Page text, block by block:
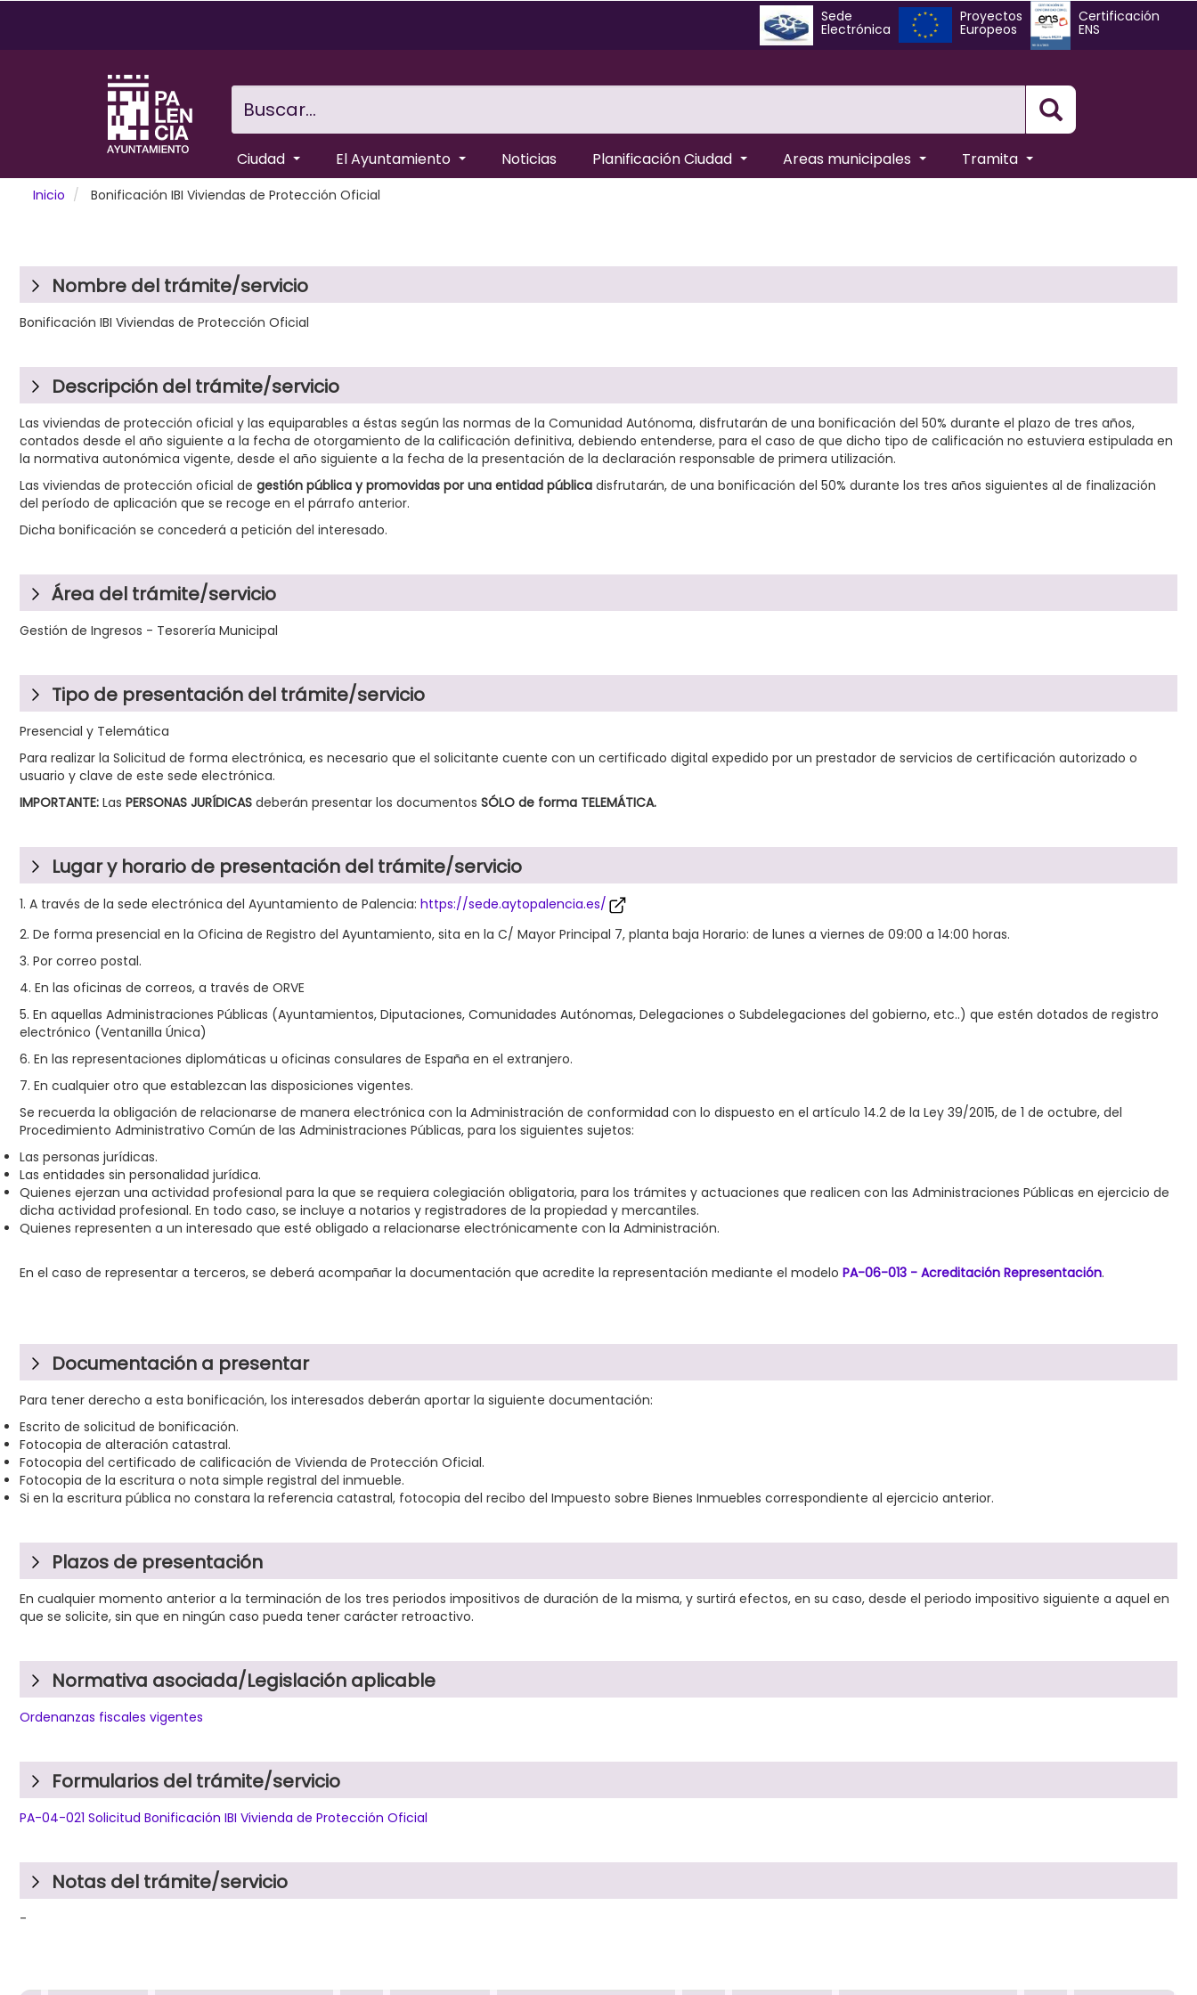
Sede
Electrónica
Proyectos
Europeos
Certificación
ENS
Busqueda
Ciudad El Ayuntamiento Noticias Planificación Ciudad Areas municipales Tramita
Inicio Bonificación IBI Viviendas de Protección Oficial
Nombre del trámite/servicio
Bonificación IBI Viviendas de Protección Oficial
Descripción del trámite/servicio
Las viviendas de protección oficial y las equiparables a éstas según las normas de la Comunidad Autónoma, disfrutarán de una bonificación del 50% durante el plazo de tres años,
contados desde el año siguiente a la fecha de otorgamiento de la calificación definitiva, debiendo entenderse, para el caso de que dicho tipo de calificación no estuviera estipulada en
la normativa autonómica vigente, desde el año siguiente a la fecha de la presentación de la declaración responsable de primera utilización.
Las viviendas de protección oficial de gestión pública y promovidas por una entidad pública disfrutarán, de una bonificación del 50% durante los tres años siguientes al de finalización
del período de aplicación que se recoge en el párrafo anterior.
Dicha bonificación se concederá a petición del interesado.
Área del trámite/servicio
Gestión de Ingresos - Tesorería Municipal
Tipo de presentación del trámite/servicio
Presencial y Telemática
Para realizar la Solicitud de forma electrónica, es necesario que el solicitante cuente con un certificado digital expedido por un prestador de servicios de certificación autorizado o
usuario y clave de este sede electrónica.
IMPORTANTE: Las PERSONAS JURÍDICAS deberán presentar los documentos SÓLO de forma TELEMÁTICA.
Lugar y horario de presentación del trámite/servicio
1. A través de la sede electrónica del Ayuntamiento de Palencia: https://sede.aytopalencia.es/
2. De forma presencial en la Oficina de Registro del Ayuntamiento, sita en la C/ Mayor Principal 7, planta baja Horario: de lunes a viernes de 09:00 a 14:00 horas.
3. Por correo postal.
4. En las oficinas de correos, a través de ORVE
5. En aquellas Administraciones Públicas (Ayuntamientos, Diputaciones, Comunidades Autónomas, Delegaciones o Subdelegaciones del gobierno, etc..) que estén dotados de registro
electrónico (Ventanilla Única)
6. En las representaciones diplomáticas u oficinas consulares de España en el extranjero.
7. En cualquier otro que establezcan las disposiciones vigentes.
Se recuerda la obligación de relacionarse de manera electrónica con la Administración de conformidad con lo dispuesto en el artículo 14.2 de la Ley 39/2015, de 1 de octubre, del
Procedimiento Administrativo Común de las Administraciones Públicas, para los siguientes sujetos:
Las personas jurídicas.
Las entidades sin personalidad jurídica.
Quienes ejerzan una actividad profesional para la que se requiera colegiación obligatoria, para los trámites y actuaciones que realicen con las Administraciones Públicas en ejercicio de
dicha actividad profesional. En todo caso, se incluye a notarios y registradores de la propiedad y mercantiles.
Quienes representen a un interesado que esté obligado a relacionarse electrónicamente con la Administración.
En el caso de representar a terceros, se deberá acompañar la documentación que acredite la representación mediante el modelo PA-06-013 - Acreditación Representación.
Documentación a presentar
Para tener derecho a esta bonificación, los interesados deberán aportar la siguiente documentación:
Escrito de solicitud de bonificación.
Fotocopia de alteración catastral.
Fotocopia del certificado de calificación de Vivienda de Protección Oficial.
Fotocopia de la escritura o nota simple registral del inmueble.
Si en la escritura pública no constara la referencia catastral, fotocopia del recibo del Impuesto sobre Bienes Inmuebles correspondiente al ejercicio anterior.
Plazos de presentación
En cualquier momento anterior a la terminación de los tres periodos impositivos de duración de la misma, y surtirá efectos, en su caso, desde el periodo impositivo siguiente a aquel en
que se solicite, sin que en ningún caso pueda tener carácter retroactivo.
Normativa asociada/Legislación aplicable
Ordenanzas fiscales vigentes
Formularios del trámite/servicio
PA-04-021 Solicitud Bonificación IBI Vivienda de Protección Oficial
Notas del trámite/servicio
-